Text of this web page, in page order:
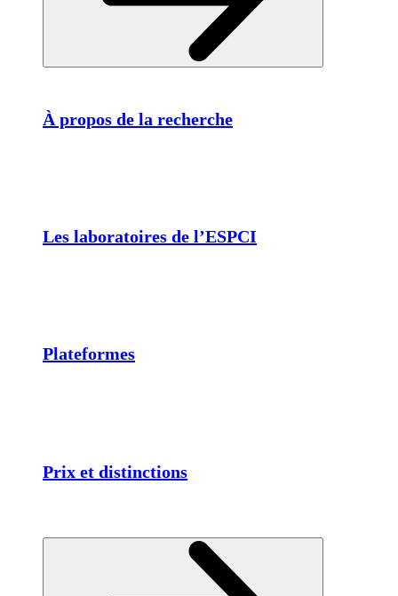
À propos de la recherche
Les laboratoires de l’ESPCI
Plateformes
Prix et distinctions